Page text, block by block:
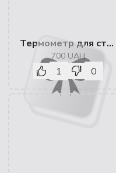
Термометр для стейків
700 UAH
1 0